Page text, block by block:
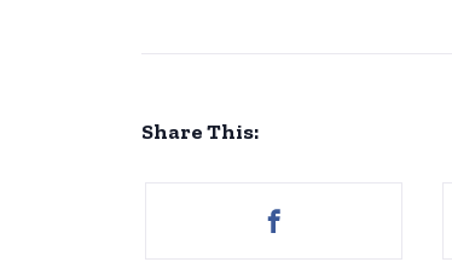
Share This: